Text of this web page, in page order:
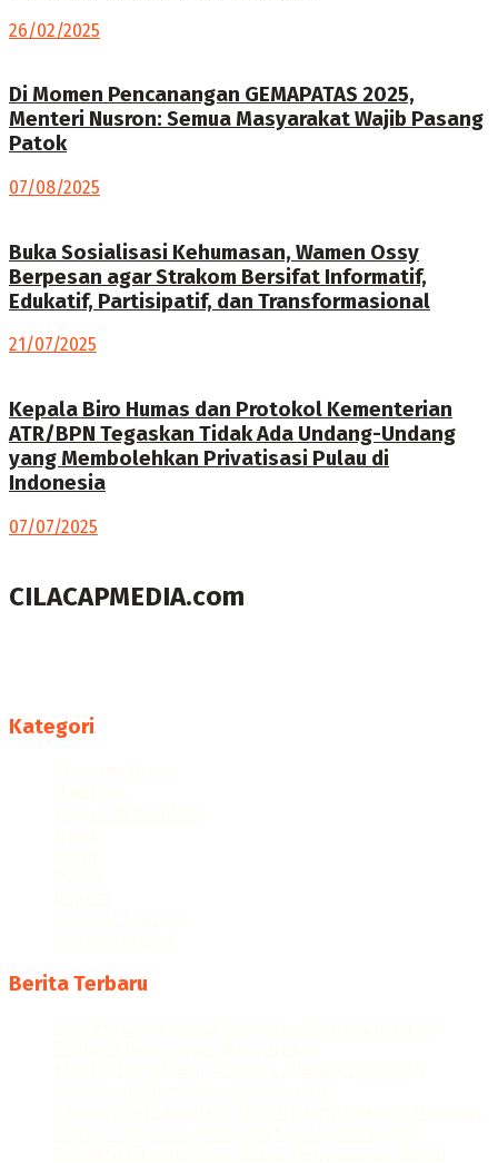
26/02/2025
Di Momen Pencanangan GEMAPATAS 2025,
Menteri Nusron: Semua Masyarakat Wajib Pasang
Patok
07/08/2025
Buka Sosialisasi Kehumasan, Wamen Ossy
Berpesan agar Strakom Bersifat Informatif,
Edukatif, Partisipatif, dan Transformasional
21/07/2025
Kepala Biro Humas dan Protokol Kementerian
ATR/BPN Tegaskan Tidak Ada Undang-Undang
yang Membolehkan Privatisasi Pulau di
Indonesia
07/07/2025
CILACAPMEDIA.com
Kategori
Berita Terbaru